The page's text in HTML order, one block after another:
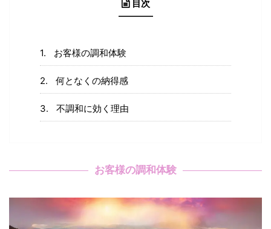
目次
お客様の調和体験
何となくの納得感
不調和に効く理由
お客様の調和体験